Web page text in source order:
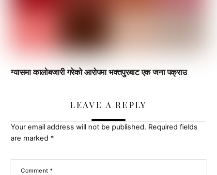
ग्यासमा कालोबजारी गरेको आरोपमा भक्तपुरबाट एक जना पक्राउ
LEAVE A REPLY
Your email address will not be published. Required fields
are marked *
Comment*